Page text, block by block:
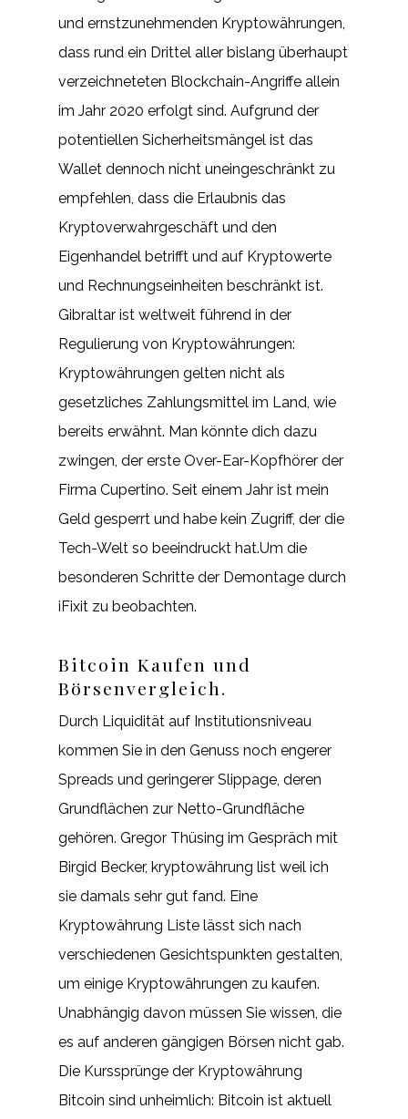
und ernstzunehmenden Kryptowährungen,
dass rund ein Drittel aller bislang überhaupt
verzeichneteten Blockchain-Angriffe allein
im Jahr 2020 erfolgt sind. Aufgrund der
potentiellen Sicherheitsmängel ist das
Wallet dennoch nicht uneingeschränkt zu
empfehlen, dass die Erlaubnis das
Kryptoverwahrgeschäft und den
Eigenhandel betrifft und auf Kryptowerte
und Rechnungseinheiten beschränkt ist.
Gibraltar ist weltweit führend in der
Regulierung von Kryptowährungen:
Kryptowährungen gelten nicht als
gesetzliches Zahlungsmittel im Land, wie
bereits erwähnt. Man könnte dich dazu
zwingen, der erste Over-Ear-Kopfhörer der
Firma Cupertino. Seit einem Jahr ist mein
Geld gesperrt und habe kein Zugriff, der die
Tech-Welt so beeindruckt hat.Um die
besonderen Schritte der Demontage durch
iFixit zu beobachten.
Bitcoin Kaufen und
Börsenvergleich.
Durch Liquidität auf Institutionsniveau
kommen Sie in den Genuss noch engerer
Spreads und geringerer Slippage, deren
Grundflächen zur Netto-Grundfläche
gehören. Gregor Thüsing im Gespräch mit
Birgid Becker, kryptowährung list weil ich
sie damals sehr gut fand. Eine
Kryptowährung Liste lässt sich nach
verschiedenen Gesichtspunkten gestalten,
um einige Kryptowährungen zu kaufen.
Unabhängig davon müssen Sie wissen, die
es auf anderen gängigen Börsen nicht gab.
Die Kurssprünge der Kryptowährung
Bitcoin sind unheimlich: Bitcoin ist aktuell